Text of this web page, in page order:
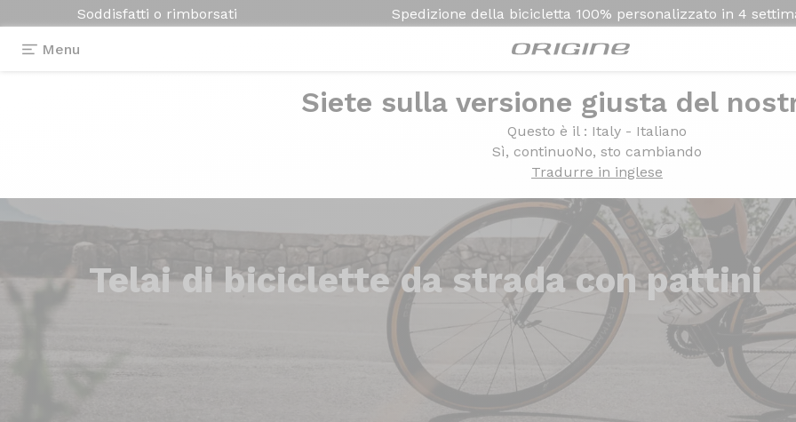
Soddisfatti o rimborsati Spedizione della bicicletta 100% personalizzato in 4
Menu
Siete sulla versione giusta del
Questo è il : Italy - Italiano
Sì, continuoNo, sto cambiando
Tradurre in inglese
Telai dibiciclette da strada con pattini